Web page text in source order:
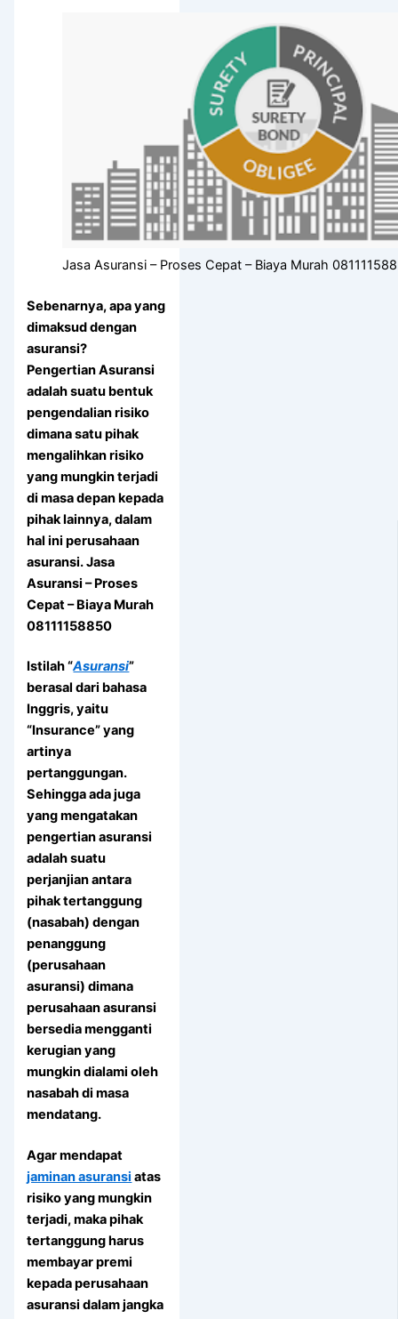
Jasa Asuransi – Proses Cepat – Biaya Murah
Sebenarnya, apa yang
dimaksud dengan
asuransi?
Pengertian Asuransi
adalah suatu bentuk
pengendalian risiko
dimana satu pihak
mengalihkan risiko
yang mungkin terjadi
di masa depan kepada
pihak lainnya, dalam
hal ini perusahaan
asuransi. Jasa
Asuransi – Proses
Cepat – Biaya Murah
08111158850
Istilah “Asuransi”
berasal dari bahasa
Inggris, yaitu
“Insurance” yang
artinya
pertanggungan.
Sehingga ada juga
yang mengatakan
pengertian asuransi
adalah suatu
perjanjian antara
pihak tertanggung
(nasabah) dengan
penanggung
(perusahaan
asuransi) dimana
perusahaan asuransi
bersedia mengganti
kerugian yang
mungkin dialami oleh
nasabah di masa
mendatang.
Agar mendapat
jaminan asuransi atas
risiko yang mungkin
terjadi, maka pihak
tertanggung harus
membayar premi
kepada perusahaan
asuransi dalam jangka